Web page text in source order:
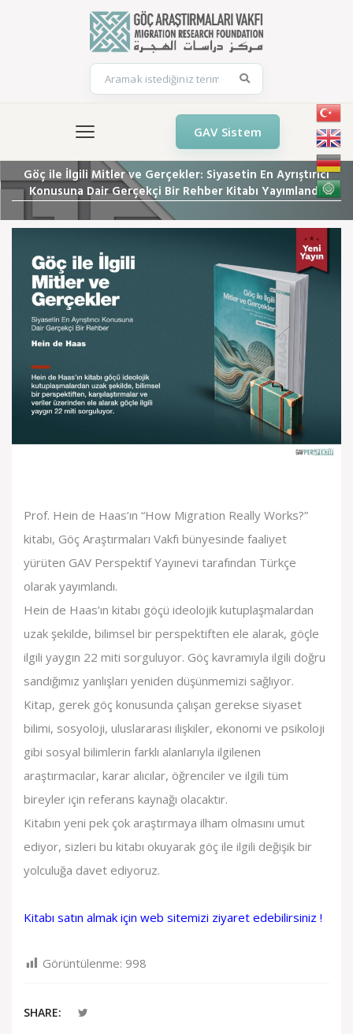
GAV Sistem
Göç ile İlgili Mitler ve Gerçekler: Siyasetin En Ayrıştırıcı
Konusuna Dair Gerçekçi Bir Rehber Kitabı Yayımlandı!
Prof. Hein de Haas’ın “How Migration Really Works?”
kitabı, Göç Araştırmaları Vakfı bünyesinde faaliyet
yürüten GAV Perspektif Yayınevi tarafından Türkçe
olarak yayımlandı.
Hein de Haas’ın kitabı göçü ideolojik kutuplaşmalardan
uzak şekilde, bilimsel bir perspektiften ele alarak, göçle
ilgili yaygın 22 miti sorguluyor. Göç kavramıyla ilgili doğru
sandığımız yanlışları yeniden düşünmemizi sağlıyor.
Kitap, gerek göç konusunda çalışan gerekse siyaset
bilimi, sosyoloji, uluslararası ilişkiler, ekonomi ve psikoloji
gibi sosyal bilimlerin farklı alanlarıyla ilgilenen
araştırmacılar, karar alıcılar, öğrenciler ve ilgili tüm
bireyler için referans kaynağı olacaktır.
Kitabın yeni pek çok araştırmaya ilham olmasını umut
ediyor, sizleri bu kitabı okuyarak göç ile ilgili değişik bir
yolculuğa davet ediyoruz.
Kitabı satın almak için web sitemizi ziyaret edebilirsiniz !
Görüntülenme: 998
SHARE: